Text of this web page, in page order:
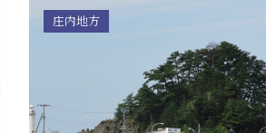
庄内地方